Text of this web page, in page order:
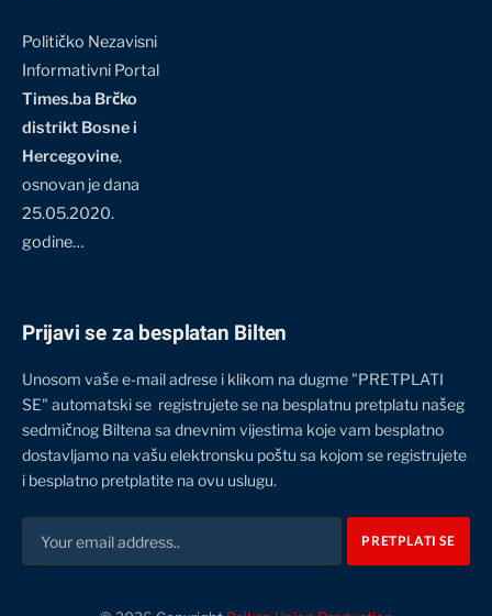
Političko Nezavisni
Informativni Portal
Times.ba Brčko
distrikt Bosne i
Hercegovine,
osnovan je dana
25.05.2020.
godine…
Prijavi se za besplatan Bilten
Unosom vaše e-mail adrese i klikom na dugme "PRETPLATI
SE" automatski se registrujete se na besplatnu pretplatu našeg
sedmičnog Biltena sa dnevnim vijestima koje vam besplatno
dostavljamo na vašu elektronsku poštu sa kojom se registrujete
i besplatno pretplatite na ovu uslugu.